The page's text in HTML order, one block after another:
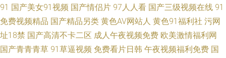
91 国产美女91视频 国产情侣片 97人人看 国产三级视频在线 91
免费视频精品 国产精品另类 黄色AV网站人 黄色91福利社 污网
址18禁 国产高清不卡二区 成人午夜视频免费 欧美激情福利网
国产青青青草 91草逼视频 免费看片日韩 午夜视频福利免费 国